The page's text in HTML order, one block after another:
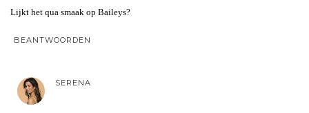
Lijkt het qua smaak op Baileys?
BEANTWOORDEN
SERENA